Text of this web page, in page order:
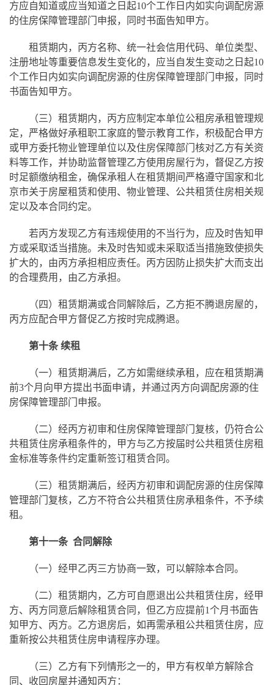
方应自知道或应当知道之日起10个工作日内如实向调配房源
的住房保障管理部门申报，同时书面告知甲方。
租赁期内，丙方名称、统一社会信用代码、单位类型、
注册地址等重要信息发生变化的，应当自发生变动之日起10
个工作日内如实向调配房源的住房保障管理部门申报，同时
书面告知甲方。
（三）租赁期内，丙方应制定本单位公租房承租管理规
定，严格做好承租职工家庭的警示教育工作，积极配合甲方
或甲方委托物业管理单位以及住房保障部门核对乙方有关资
料等工作，并协助监督管理乙方使用房屋行为，督促乙方按
时足额缴纳租金，确保承租人在租赁期间严格遵守国家和北
京市关于房屋租赁和使用、物业管理、公共租赁住房相关规
定以及本合同约定。
若丙方发现乙方有违规使用的不当行为，应及时告知甲
方或采取适当措施。未及时告知或未采取适当措施致使损失
扩大的，由丙方承担相应责任。丙方因防止损失扩大而支出
的合理费用，由乙方承担。
（四）租赁期满或合同解除后，乙方拒不腾退房屋的，
丙方应配合甲方督促乙方按时完成腾退。
第十条 续租
（一）租赁期满后，乙方如需继续承租，应在租赁期满
前3个月向甲方提出书面申请，并通过丙方向调配房源的住
房保障管理部门申报。
（二）经丙方初审和住房保障管理部门复核，仍符合公
共租赁住房承租条件的，甲方与乙方按届时公共租赁住房租
金标准等条件约定重新签订租赁合同。
（三）租赁期满后，经丙方初审和调配房源的住房保障
管理部门复核，乙方不符合公共租赁住房承租条件，不予续
租。
第十一条 合同解除
（一）经甲乙丙三方协商一致，可以解除本合同。
（二）租赁期内，乙方可自愿退出公共租赁住房，经甲
方、丙方同意后解除租赁合同，但乙方应提前1个月书面告
知甲方、丙方。乙方退房后，如再需承租公共租赁住房，应
重新按公共租赁住房申请程序办理。
（三）乙方有下列情形之一的，甲方有权单方解除合
同、收回房屋并通知丙方：